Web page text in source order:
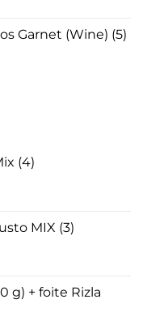
Garnet (Wine) (5)
(4)
MIX (3)
g) + foite Rizla